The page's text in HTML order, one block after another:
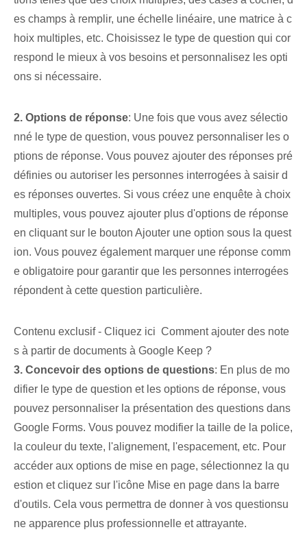
es champs à remplir, une échelle linéaire, une matrice à c
hoix multiples, etc. Choisissez le type de question qui cor
respond le mieux à vos besoins et personnalisez les opti
ons si nécessaire.
2. Options de réponse: ⁤Une fois que vous avez sélectio
nné le type de question, vous pouvez personnaliser les o
ptions de réponse. Vous pouvez ajouter des réponses pré
définies ou autoriser les personnes interrogées à saisir d
es réponses ouvertes. Si vous créez une enquête à choix
multiples, vous pouvez ajouter plus d'options de réponse
en cliquant sur le bouton Ajouter une option sous la quest
ion. Vous pouvez également marquer une réponse comm
e obligatoire pour garantir que les personnes interrogées
répondent à cette question particulière.
Contenu exclusif - Cliquez ici Comment ajouter des note
s à partir de documents à Google Keep ?
3. Concevoir des options de questions: En plus de mo
difier le type de question et les options de réponse, vous
pouvez personnaliser la présentation des questions dans
Google Forms. Vous pouvez modifier la taille de la police,
la couleur du texte, l'alignement, l'espacement, etc. Pour
accéder aux options de mise en page, sélectionnez la qu
estion et cliquez sur l'icône Mise en page dans la barre
d'outils. Cela vous permettra de donner à vos ‌questions‍u
ne apparence plus professionnelle et attrayante.